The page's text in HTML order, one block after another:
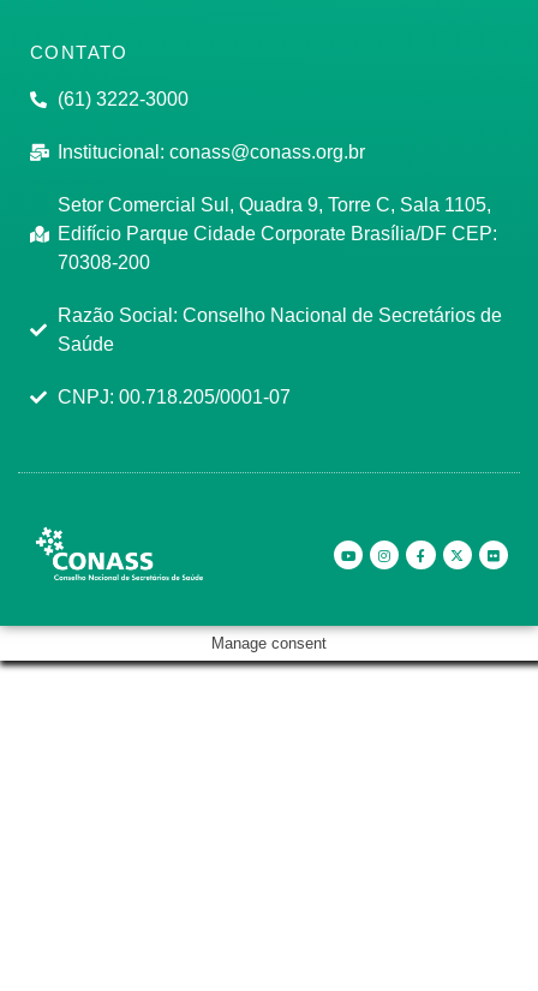
CONTATO
(61) 3222-3000
Institucional: conass@conass.org.br
Setor Comercial Sul, Quadra 9, Torre C, Sala 1105,
Edifício Parque Cidade Corporate Brasília/DF CEP:
70308-200
Razão Social: Conselho Nacional de Secretários de
Saúde
CNPJ: 00.718.205/0001-07
Manage consent